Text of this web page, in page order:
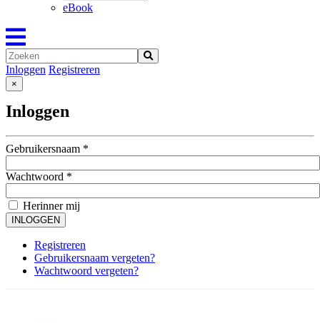
eBook
Inloggen Registreren
×
Inloggen
Gebruikersnaam *
Wachtwoord *
Herinner mij
INLOGGEN
Registreren
Gebruikersnaam vergeten?
Wachtwoord vergeten?